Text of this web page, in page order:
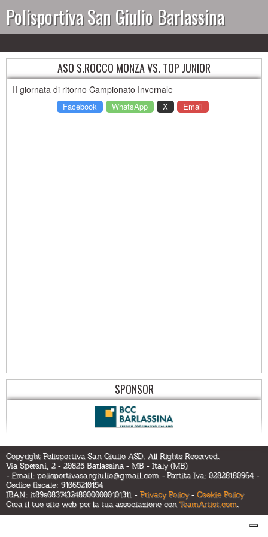
Polisportiva San Giulio Barlassina
ASO S.ROCCO MONZA VS. TOP JUNIOR
II giornata di ritorno Campionato Invernale
Facebook WhatsApp X Email
SPONSOR
Copyright Polisportiva San Giulio ASD. All Rights Reserved.
Via Speroni, 2 - 20825 Barlassina - MB - Italy (MB)
- Email: polisportivasangiulio@gmail.com - Partita Iva: 02828180964 -
Codice fiscale: 91065210154
IBAN: it89s0837432480000000101311 - Privacy Policy- Cookie Policy
Crea il tuo sito web per la tua associazione con TeamArtist.com.